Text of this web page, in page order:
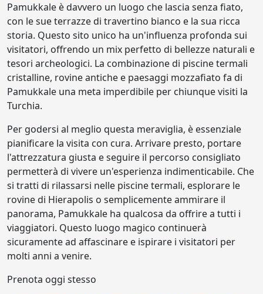
Pamukkale è davvero un luogo che lascia senza fiato,
con le sue terrazze di travertino bianco e la sua ricca
storia. Questo sito unico ha un'influenza profonda sui
visitatori, offrendo un mix perfetto di bellezze naturali e
tesori archeologici. La combinazione di piscine termali
cristalline, rovine antiche e paesaggi mozzafiato fa di
Pamukkale una meta imperdibile per chiunque visiti la
Turchia.
Per godersi al meglio questa meraviglia, è essenziale
pianificare la visita con cura. Arrivare presto, portare
l'attrezzatura giusta e seguire il percorso consigliato
permetterà di vivere un'esperienza indimenticabile. Che
si tratti di rilassarsi nelle piscine termali, esplorare le
rovine di Hierapolis o semplicemente ammirare il
panorama, Pamukkale ha qualcosa da offrire a tutti i
viaggiatori. Questo luogo magico continuerà
sicuramente ad affascinare e ispirare i visitatori per
molti anni a venire.
Prenota oggi stesso